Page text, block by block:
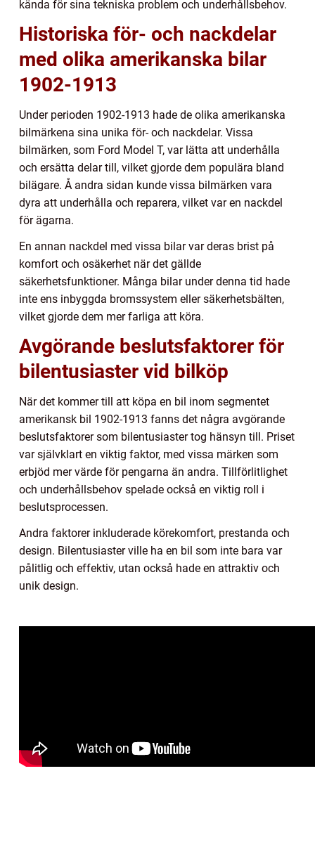
kända för sina tekniska problem och underhållsbehov.
Historiska för- och nackdelar
med olika amerikanska bilar
1902-1913
Under perioden 1902-1913 hade de olika amerikanska
bilmärkena sina unika för- och nackdelar. Vissa
bilmärken, som Ford Model T, var lätta att underhålla
och ersätta delar till, vilket gjorde dem populära bland
bilägare. Å andra sidan kunde vissa bilmärken vara
dyra att underhålla och reparera, vilket var en nackdel
för ägarna.
En annan nackdel med vissa bilar var deras brist på
komfort och osäkerhet när det gällde
säkerhetsfunktioner. Många bilar under denna tid hade
inte ens inbyggda bromssystem eller säkerhetsbälten,
vilket gjorde dem mer farliga att köra.
Avgörande beslutsfaktorer för
bilentusiaster vid bilköp
När det kommer till att köpa en bil inom segmentet
amerikansk bil 1902-1913 fanns det några avgörande
beslutsfaktorer som bilentusiaster tog hänsyn till. Priset
var självklart en viktig faktor, med vissa märken som
erbjöd mer värde för pengarna än andra. Tillförlitlighet
och underhållsbehov spelade också en viktig roll i
beslutsprocessen.
Andra faktorer inkluderade körekomfort, prestanda och
design. Bilentusiaster ville ha en bil som inte bara var
pålitlig och effektiv, utan också hade en attraktiv och
unik design.